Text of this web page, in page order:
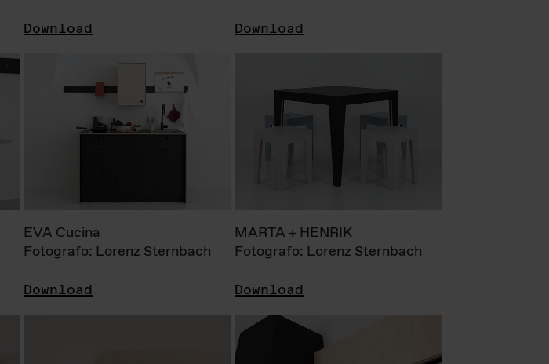
Download Download
EVA Cucina
Fotografo: Lorenz Sternbach
Download
MARTA + HENRIK
Fotografo: Lorenz Sternbach
Download